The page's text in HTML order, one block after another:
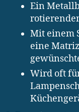
Ein
Mit einem
eine
Wird oft